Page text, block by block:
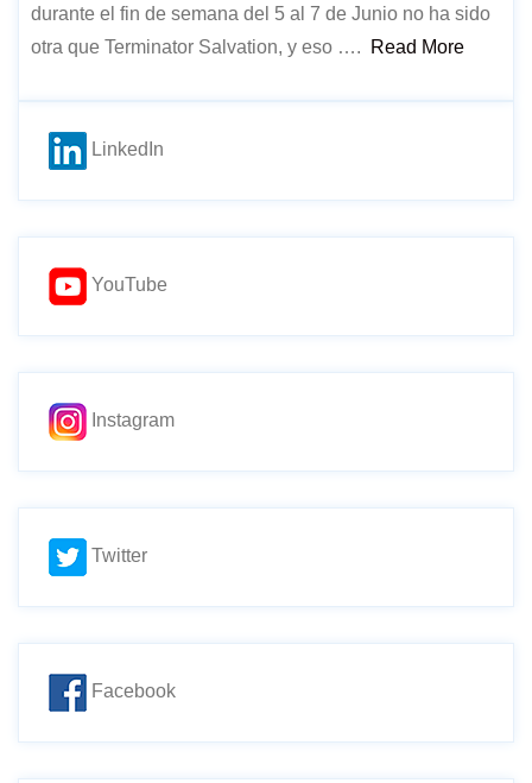
durante el fin de semana del 5 al 7 de Junio no ha sido
otra que Terminator Salvation, y eso ….
Read More
LinkedIn
YouTube
Instagram
Twitter
Facebook